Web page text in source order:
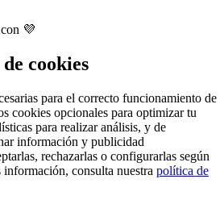
💜
cookies
para el correcto funcionamiento de
cookies opcionales para optimizar tu
para realizar análisis, y de
información y publicidad
rechazarlas o configurarlas según
información, consulta nuestra política de